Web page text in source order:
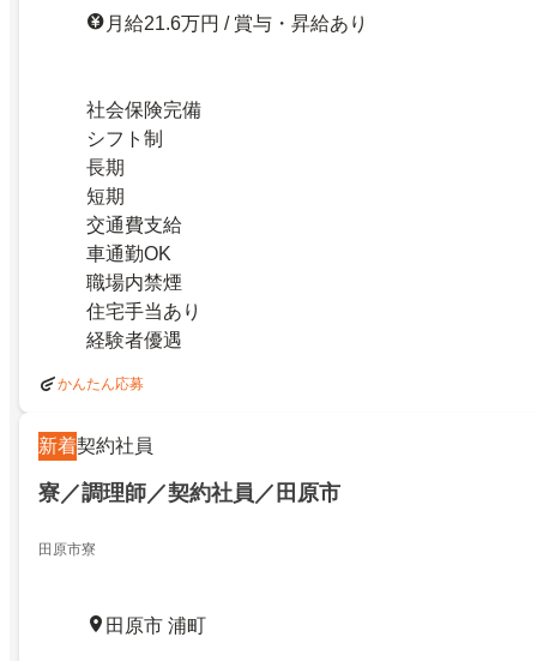
月給21.6万円 / 賞与・昇給あり
社会保険完備
シフト制
長期
短期
交通費支給
車通勤OK
職場内禁煙
住宅手当あり
経験者優遇
かんたん応募
新着契約社員
寮／調理師／契約社員／田原市
田原市寮
田原市 浦町